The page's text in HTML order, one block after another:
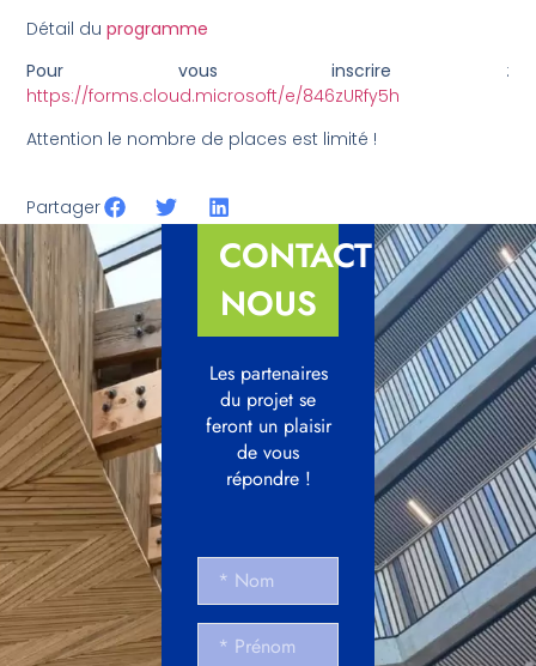
Détail duprogramme
Pour vous inscrire :
https://forms.cloud.microsoft/e/846zURfy5h
Attention le nombre de places est limité !
Partager
CONTACTEZ-
NOUS
Les partenaires
du projet se
feront un plaisir
de vous
répondre !